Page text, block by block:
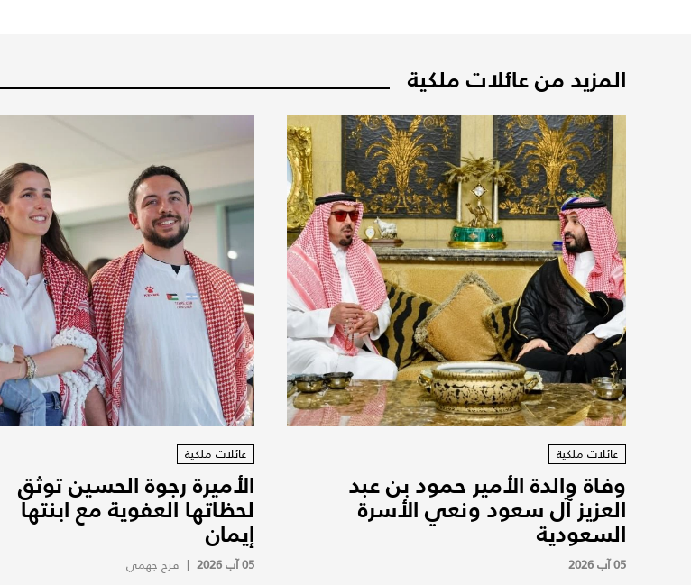
المزيد من عائلات ملكية
عائلات ملكية
وفاة والدة الأمير حمود بن عبد
العزيز آل سعود ونعي الأسرة
السعودية
05 آب 2026
عائلات ملكية
الأميرة رجوة الحسين توثق
لحظاتها العفوية مع ابنتها
إيمان
05 آب 2026 | فرح جهمي